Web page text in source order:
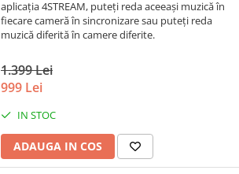
aplicația 4STREAM, puteți reda aceeași muzică în
fiecare cameră în sincronizare sau puteți reda
muzică diferită în camere diferite.
1.399 Lei
999 Lei
IN STOC
ADAUGA IN COS